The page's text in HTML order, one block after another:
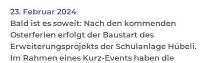
23. Februar 2024
Bald ist es soweit: Nach den kommenden
Osterferien erfolgt der Baustart des
Erweiterungsprojekts der Schulanlage Hübeli.
Im Rahmen eines Kurz-Events haben die